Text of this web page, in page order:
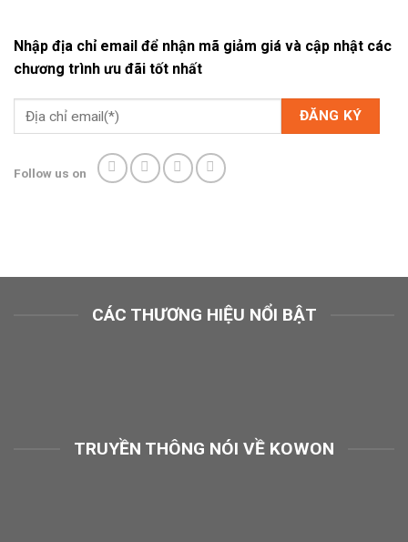
Nhập địa chỉ email để nhận mã giảm giá và cập nhật các
chương trình ưu đãi tốt nhất
Follow us on
CÁC THƯƠNG HIỆU NỔI BẬT
TRUYỀN THÔNG NÓI VỀ KOWON